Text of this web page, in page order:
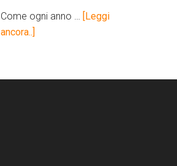
Come ogni anno …
[Leggi
ancora..]